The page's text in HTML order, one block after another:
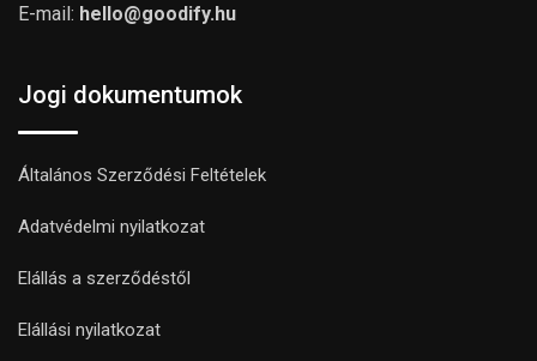
E-mail: hello@goodify.hu
Jogi dokumentumok
Általános Szerződési Feltételek
Adatvédelmi nyilatkozat
Elállás a szerződéstől
Elállási nyilatkozat